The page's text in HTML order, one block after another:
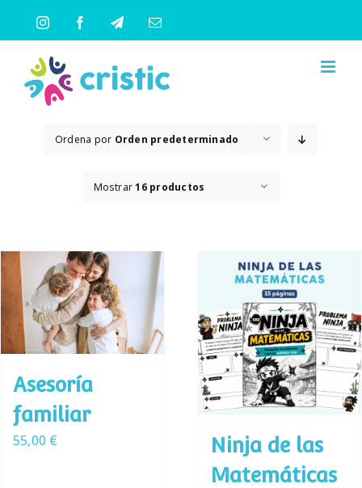
contenido
InstagramFacebookTelegramCorreo
Ordena por Orden predeterminado
Mostrar16 productos
Asesoría
familiar
55,00 €
Ninja de las
Matemáticas